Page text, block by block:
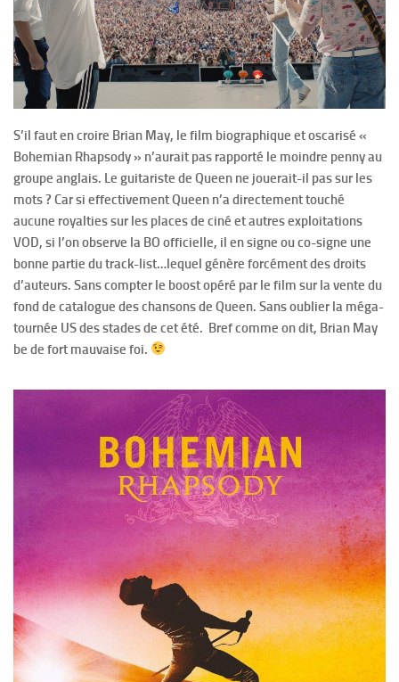
S’il faut en croire Brian May, le film biographique et oscarisé «
Bohemian Rhapsody » n’aurait pas rapporté le moindre penny au
groupe anglais. Le guitariste de Queen ne jouerait-il pas sur les
mots ? Car si effectivement Queen n’a directement touché
aucune royalties sur les places de ciné et autres exploitations
VOD, si l’on observe la BO officielle, il en signe ou co-signe une
bonne partie du track-list…lequel génère forcément des droits
d’auteurs. Sans compter le boost opéré par le film sur la vente du
fond de catalogue des chansons de Queen. Sans oublier la méga-
tournée US des stades de cet été. Bref comme on dit, Brian May
be de fort mauvaise foi.